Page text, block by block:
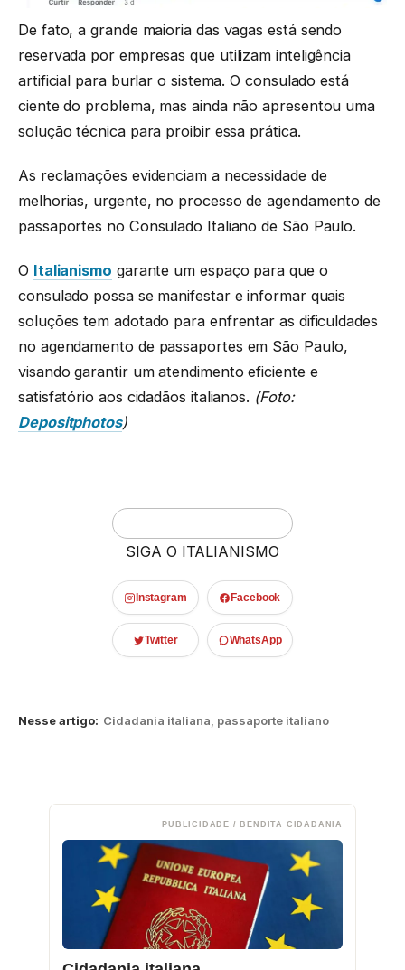
De fato, a grande maioria das vagas está sendo
reservada por empresas que utilizam inteligência
artificial para burlar o sistema. O consulado está
ciente do problema, mas ainda não apresentou uma
solução técnica para proibir essa prática.
As reclamações evidenciam a necessidade de
melhorias, urgente, no processo de agendamento de
passaportes no Consulado Italiano de São Paulo.
O Italianismo garante um espaço para que o
consulado possa se manifestar e informar quais
soluções tem adotado para enfrentar as dificuldades
no agendamento de passaportes em São Paulo,
visando garantir um atendimento eficiente e
satisfatório aos cidadãos italianos. (Foto:
Depositphotos)
SIGA O ITALIANISMO
Instagram Facebook
Twitter WhatsApp
Nesse artigo: Cidadania italiana passaporte italiano
PUBLICIDADE / BENDITA CIDADANIA